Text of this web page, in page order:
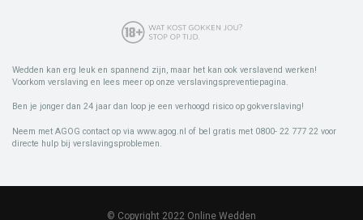
Wedden kan erg leuk en spannend zijn, maar het kan ook verslavend werken!
Voorkom verslaving en lees meer op onze verslavingspreventiepagina.
Ben je jonger dan 24 jaar dan loop je een verhoogd risico op gokverslaving!
Neem met AGOG contact op via www.agog.nl of bel gratis met 0800- 22 777 22 voor
directe hulp bij verslavingsproblemen.
© Copyright 2022 Online Wedden